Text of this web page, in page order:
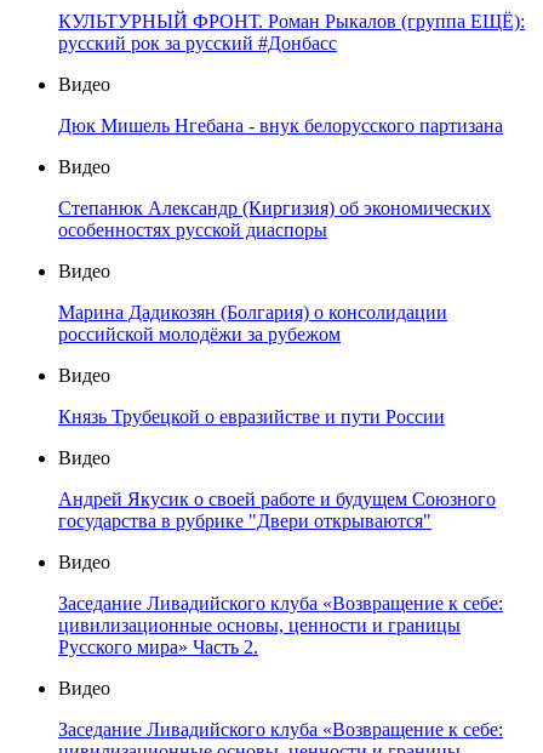
КУЛЬТУРНЫЙ ФРОНТ. Роман Рыкалов (группа ЕЩЁ):
русский рок за русский #Донбасс
Видео
Дюк Мишель Нгебана - внук белорусского партизана
Видео
Степанюк Александр (Киргизия) об экономических
особенностях русской диаспоры
Видео
Марина Дадикозян (Болгария) о консолидации
российской молодёжи за рубежом
Видео
Князь Трубецкой о евразийстве и пути России
Видео
Андрей Якусик о своей работе и будущем Союзного
государства в рубрике "Двери открываются"
Видео
Заседание Ливадийского клуба «Возвращение к себе:
цивилизационные основы, ценности и границы
Русского мира» Часть 2.
Видео
Заседание Ливадийского клуба «Возвращение к себе: